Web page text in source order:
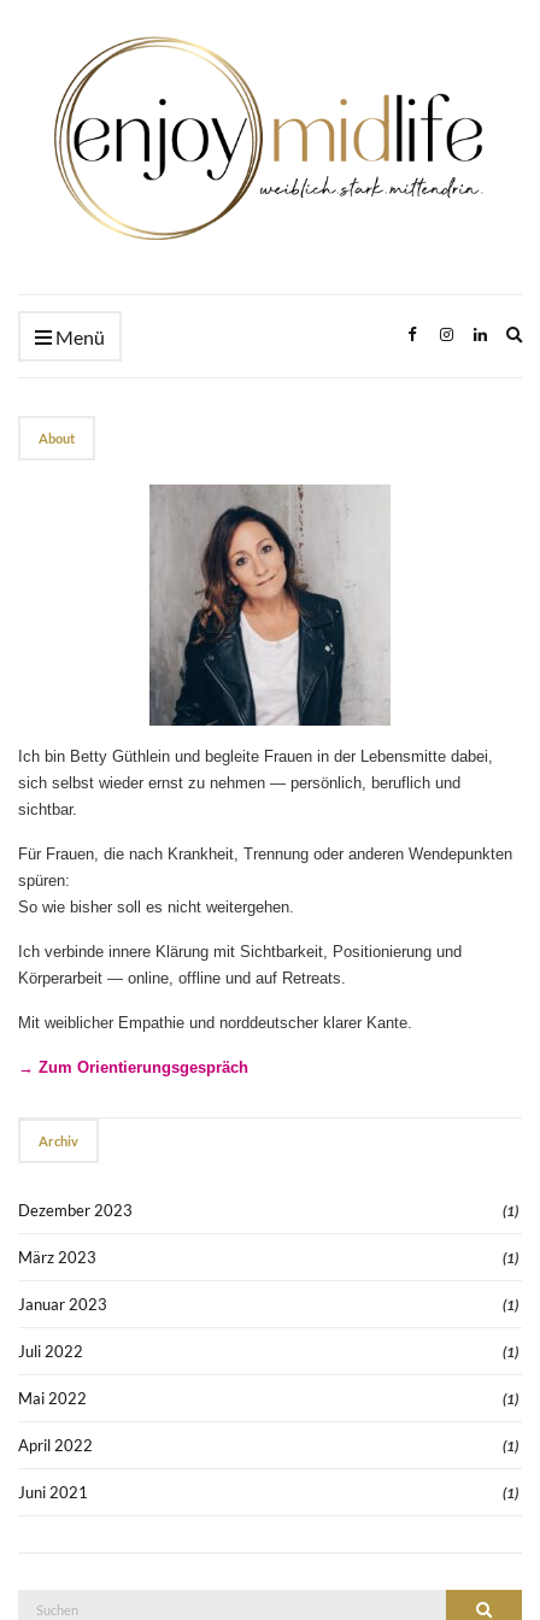
Menü
About
Ich bin Betty Güthlein und begleite Frauen in der Lebensmitte dabei,
sich selbst wieder ernst zu nehmen — persönlich, beruflich und
sichtbar.
Für Frauen, die nach Krankheit, Trennung oder anderen Wendepunkten
spüren:
So wie bisher soll es nicht weitergehen.
Ich verbinde innere Klärung mit Sichtbarkeit, Positionierung und
Körperarbeit — online, offline und auf Retreats.
Mit weiblicher Empathie und norddeutscher klarer Kante.
→ Zum Orientierungsgespräch
Archiv
Dezember 2023 (1)
März 2023 (1)
Januar 2023 (1)
Juli 2022 (1)
Mai 2022 (1)
April 2022 (1)
Juni 2021 (1)
Suchen